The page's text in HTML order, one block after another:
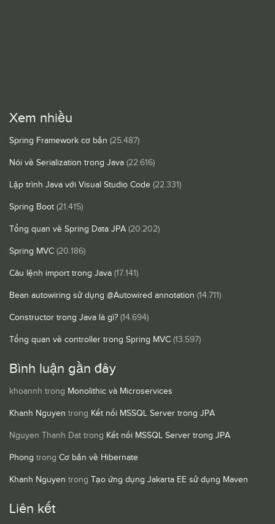
Xem nhiều
Spring Framework cơ bản (25.487)
Nói về Serialization trong Java (22.616)
Lập trình Java với Visual Studio Code (22.331)
Spring Boot (21.415)
Tổng quan về Spring Data JPA (20.202)
Spring MVC (20.186)
Câu lệnh import trong Java (17.141)
Bean autowiring sử dụng @Autowired annotation (14.711)
Constructor trong Java là gì? (14.694)
Tổng quan về controller trong Spring MVC (13.597)
Bình luận gần đây
khoannh trong Monolithic và Microservices
Khanh Nguyen trong Kết nối MSSQL Server trong JPA
Nguyen Thanh Dat trong Kết nối MSSQL Server trong JPA
Phong trong Cơ bản về Hibernate
Khanh Nguyen trong Tạo ứng dụng Jakarta EE sử dụng Maven
Liên kết